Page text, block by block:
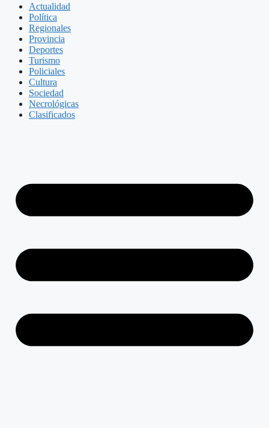
Actualidad
Política
Regionales
Provincia
Deportes
Turismo
Policiales
Cultura
Sociedad
Necrológicas
Clasificados